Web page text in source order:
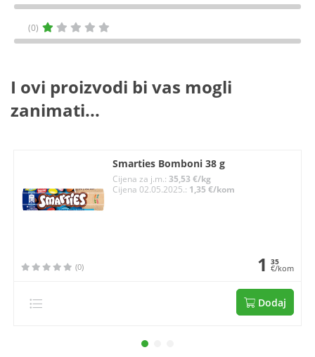
(0)
I ovi proizvodi bi vas mogli
zanimati...
Smarties Bomboni 38 g
Cijena za j.m.:35,53 €/kg
Cijena 02.05.2025.: 1,35 €/kom
(0) 1 35
€/kom
Dodaj